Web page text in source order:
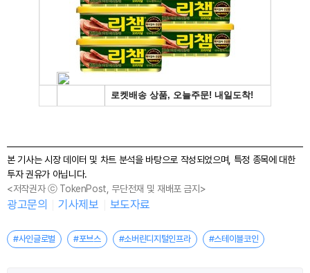
본 기사는 시장 데이터 및 차트 분석을 바탕으로 작성되었으며, 특정 종목에 대한
투자 권유가 아닙니다.
<저작권자 ⓒ TokenPost, 무단전재 및 재배포 금지>
광고문의 기사제보 보도자료
#사인글로벌 #포브스 #소버린디지털인프라 #스테이블코인